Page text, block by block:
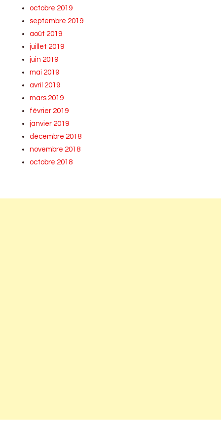
octobre 2019
septembre 2019
août 2019
juillet 2019
juin 2019
mai 2019
avril 2019
mars 2019
février 2019
janvier 2019
décembre 2018
novembre 2018
octobre 2018